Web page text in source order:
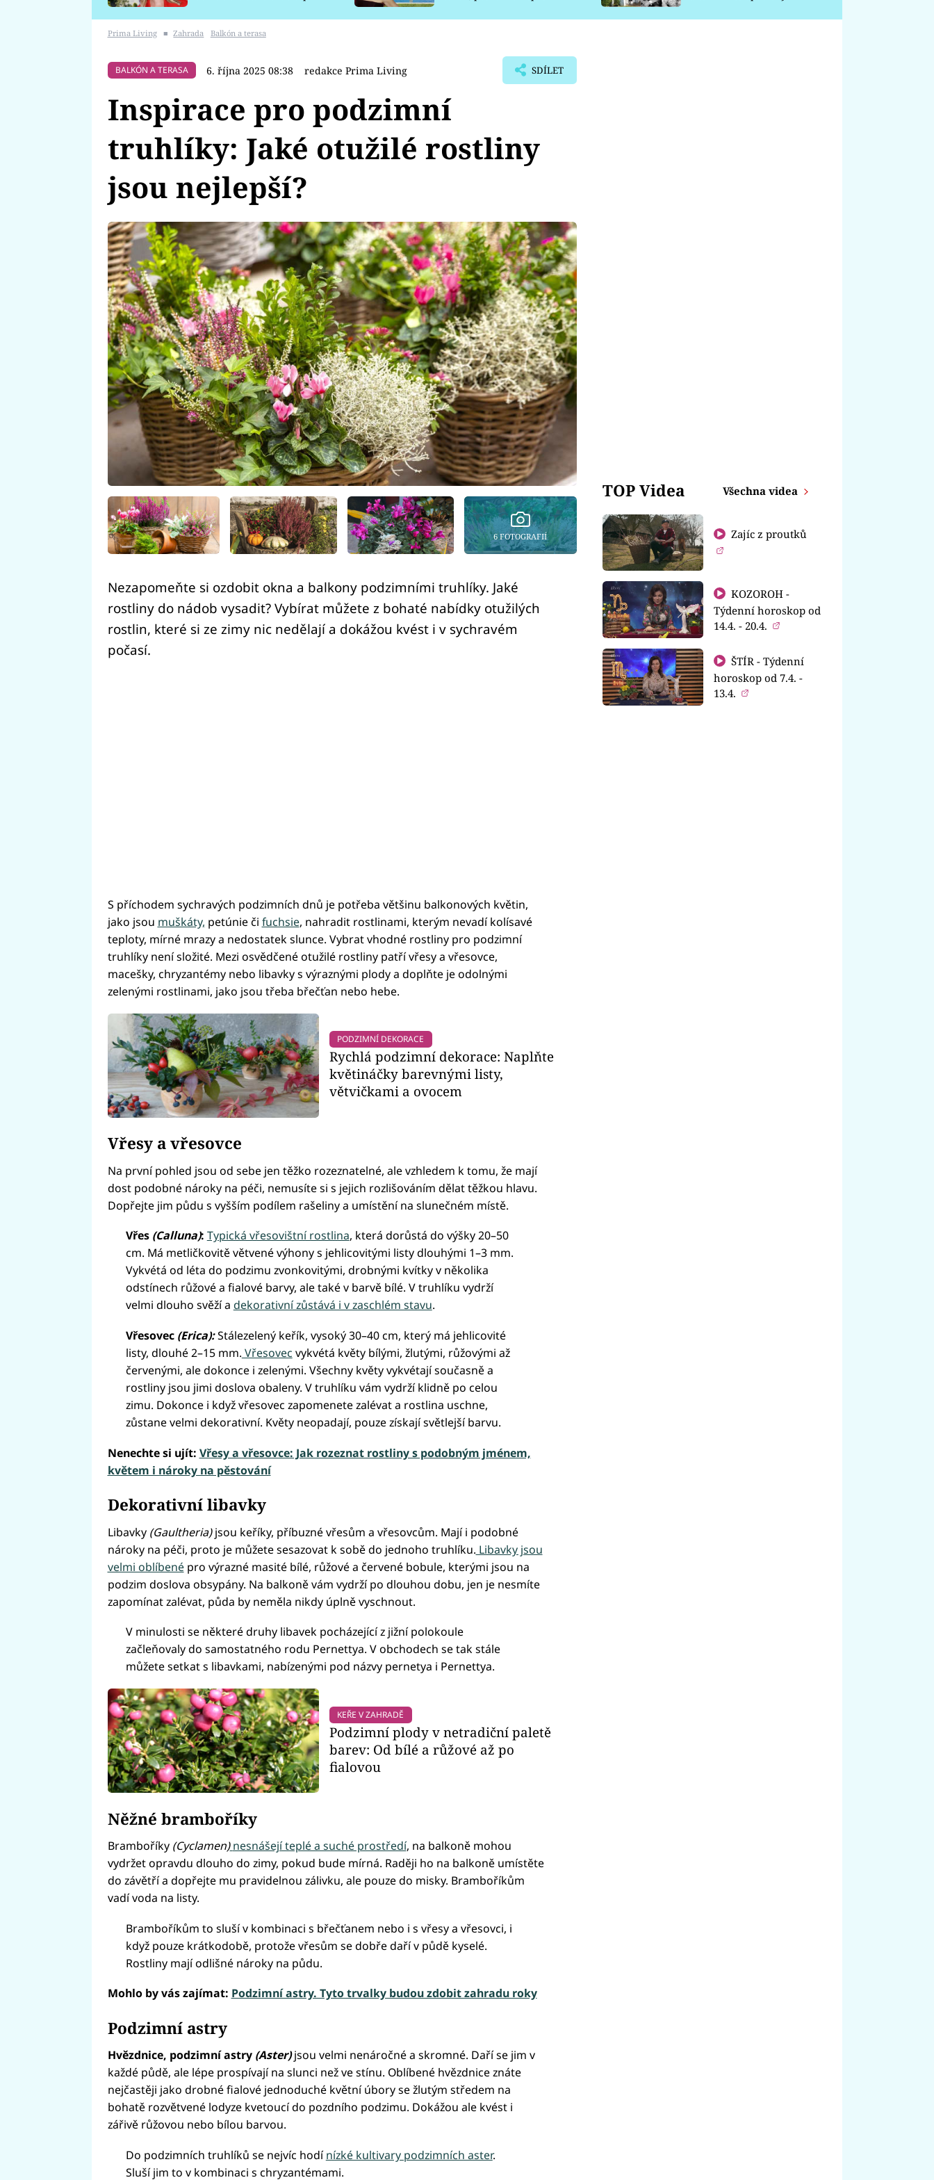
Prima Living ■ Zahrada Balkón a terasa
BALKÓN A TERASA 6. října 2025 08:38 redakce Prima Living SDÍLET
Inspirace pro podzimní
truhlíky: Jaké otužilé rostliny
jsou nejlepší?
6 FOTOGRAFIÍ
Nezapomeňte si ozdobit okna a balkony podzimními truhlíky. Jaké
rostliny do nádob vysadit? Vybírat můžete z bohaté nabídky otužilých
rostlin, které si ze zimy nic nedělají a dokážou kvést i v sychravém
počasí.
S příchodem sychravých podzimních dnů je potřeba většinu balkonových květin,
jako jsou muškáty, petúnie či fuchsie, nahradit rostlinami, kterým nevadí kolísavé
teploty, mírné mrazy a nedostatek slunce. Vybrat vhodné rostliny pro podzimní
truhlíky není složité. Mezi osvědčené otužilé rostliny patří vřesy a vřesovce,
macešky, chryzantémy nebo libavky s výraznými plody a doplňte je odolnými
zelenými rostlinami, jako jsou třeba břečťan nebo hebe.
PODZIMNÍ DEKORACE
Rychlá podzimní dekorace: Naplňte
květináčky barevnými listy,
větvičkami a ovocem
Vřesy a vřesovce
Na první pohled jsou od sebe jen těžko rozeznatelné, ale vzhledem k tomu, že mají
dost podobné nároky na péči, nemusíte si s jejich rozlišováním dělat těžkou hlavu.
Dopřejte jim půdu s vyšším podílem rašeliny a umístění na slunečném místě.
Vřes (Calluna): Typická vřesovištní rostlina, která dorůstá do výšky 20–50
cm. Má metličkovitě větvené výhony s jehlicovitými listy dlouhými 1–3 mm.
Vykvétá od léta do podzimu zvonkovitými, drobnými kvítky v několika
odstínech růžové a fialové barvy, ale také v barvě bílé. V truhlíku vydrží
velmi dlouho svěží a dekorativní zůstává i v zaschlém stavu.
Vřesovec (Erica):Stálezelený keřík, vysoký 30–40 cm, který má jehlicovité
listy, dlouhé 2–15 mm. Vřesovec vykvétá květy bílými, žlutými, růžovými až
červenými, ale dokonce i zelenými. Všechny květy vykvétají současně a
rostliny jsou jimi doslova obaleny. V truhlíku vám vydrží klidně po celou
zimu. Dokonce i když vřesovec zapomenete zalévat a rostlina uschne,
zůstane velmi dekorativní. Květy neopadají, pouze získají světlejší barvu.
Nenechte si ujít: Vřesy a vřesovce: Jak rozeznat rostliny s podobným jménem,
květem i nároky na pěstování
Dekorativní libavky
Libavky (Gaultheria)jsou keříky, příbuzné vřesům a vřesovcům. Mají i podobné
nároky na péči, proto je můžete sesazovat k sobě do jednoho truhlíku. Libavky jsou
velmi oblíbenépro výrazné masité bílé, růžové a červené bobule, kterými jsou na
podzim doslova obsypány. Na balkoně vám vydrží po dlouhou dobu, jen je nesmíte
zapomínat zalévat, půda by neměla nikdy úplně vyschnout.
V minulosti se některé druhy libavek pocházející z jižní polokoule
začleňovaly do samostatného rodu Pernettya. V obchodech se tak stále
můžete setkat s libavkami, nabízenými pod názvy pernetya i Pernettya.
KEŘE V ZAHRADĚ
Podzimní plody v netradiční paletě
barev: Od bílé a růžové až po
fialovou
Něžné bramboříky
Bramboříky(Cyclamen) nesnášejí teplé a suché prostředí, na balkoně mohou
vydržet opravdu dlouho do zimy, pokud bude mírná. Raději ho na balkoně umístěte
do závětří a dopřejte mu pravidelnou zálivku, ale pouze do misky. Bramboříkům
vadí voda na listy.
Bramboříkům to sluší v kombinaci s břečťanem nebo i s vřesy a vřesovci, i
když pouze krátkodobě, protože vřesům se dobře daří v půdě kyselé.
Rostliny mají odlišné nároky na půdu.
Mohlo by vás zajímat: Podzimní astry. Tyto trvalky budou zdobit zahradu roky
Podzimní astry
Hvězdnice, podzimní astry (Aster)jsou velmi nenáročné a skromné. Daří se jim v
každé půdě, ale lépe prospívají na slunci než ve stínu. Oblíbené hvězdnice znáte
nejčastěji jako drobné fialové jednoduché květní úbory se žlutým středem na
bohatě rozvětvené lodyze kvetoucí do pozdního podzimu. Dokážou ale kvést i
zářivě růžovou nebo bílou barvou.
Do podzimních truhlíků se nejvíc hodínízké kultivary podzimních aster.
Sluší jim to v kombinaci s chryzantémami.
TOP Videa Všechna videa
Zajíc z proutků
KOZOROH -
Týdenní horoskop od
14.4. - 20.4.
ŠTÍR - Týdenní
horoskop od 7.4. -
13.4.